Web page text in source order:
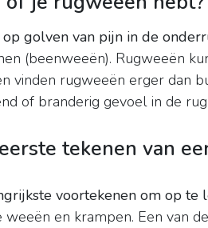
golven van pijn in de
(beenweeën). Rugweeën
vinden rugweeën erger dan
of branderig gevoel in de rug.
tekenen van
voortekenen om op te
weeën en krampen. Een van